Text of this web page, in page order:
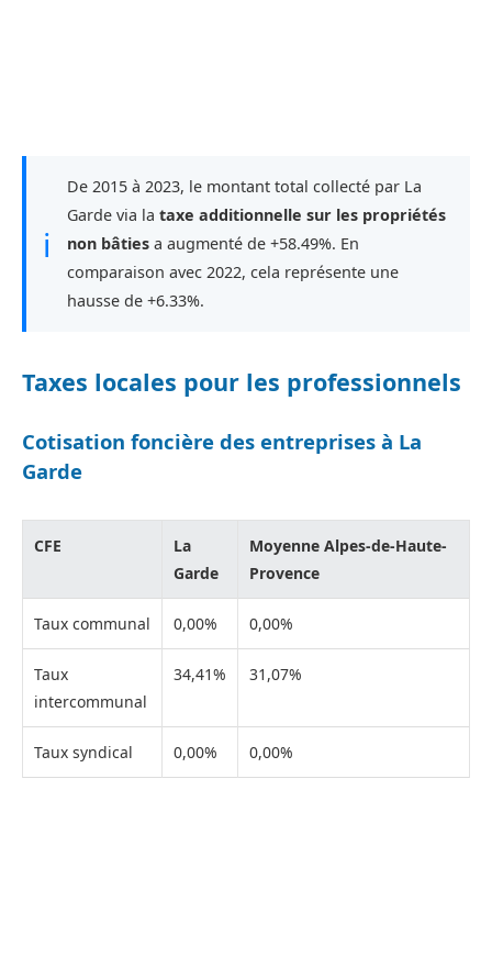
ℹ
De 2015 à 2023, le montant total collecté par La
Garde via la taxe additionnelle sur les propriétés
non bâties a augmenté de +58.49%. En
comparaison avec 2022, cela représente une
hausse de +6.33%.
Taxes locales pour les professionnels
Cotisation foncière des entreprises à La
Garde
CFE
La
Garde
Moyenne Alpes-de-Haute-
Provence
Taux communal 0,00% 0,00%
Taux
intercommunal
34,41% 31,07%
Taux syndical 0,00% 0,00%